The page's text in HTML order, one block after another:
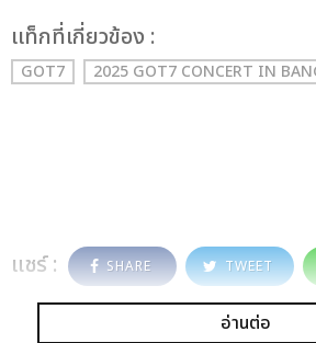
เเท็กที่เกี่ยวข้อง :
GOT7 2025 GOT7 CONCERT IN
แชร์ : SHARE TWEET
อ่านต่อ